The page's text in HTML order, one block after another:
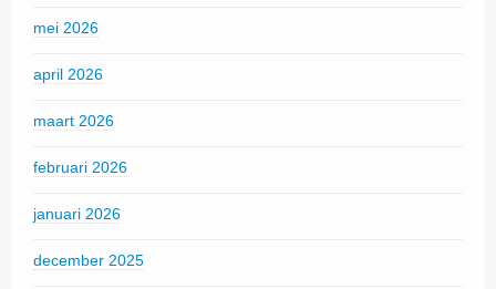
mei 2026
april 2026
maart 2026
februari 2026
januari 2026
december 2025